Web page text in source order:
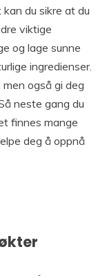
du sikre at du
viktige
og lage sunne
ingredienser.
også gi deg
neste gang du
finnes mange
deg å oppnå